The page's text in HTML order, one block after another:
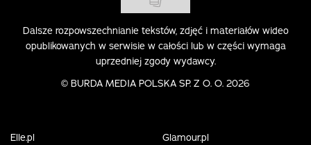
Dalsze rozpowszechnianie tekstów, zdjęć i materiałów wideo
opublikowanych w serwisie w całości lub w części wymaga
uprzedniej zgody wydawcy.
© BURDA MEDIA POLSKA SP. Z O. O. 2026
Elle.pl
Glamour.pl